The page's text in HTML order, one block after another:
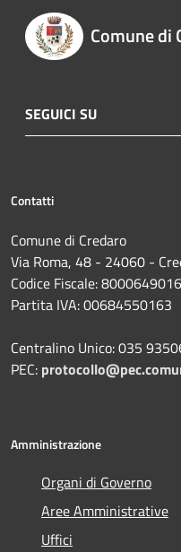
Comune di
SEGUICI SU
Contatti
Comune di Credaro
Via Roma, 48 - 24060 -
Codice Fiscale:
Partita IVA: 00684550163
Centralino Unico: 035
PEC:
Amministrazione
Organi di Governo
Aree Amministrative
Uffici